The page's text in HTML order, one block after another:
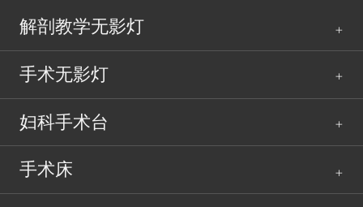
解剖教学无影灯
手术无影灯
妇科手术台
手术床